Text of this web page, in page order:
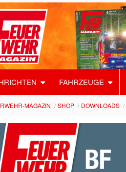
FAHRZEUGE
MAGAZIN SHOP DOWNLOADS